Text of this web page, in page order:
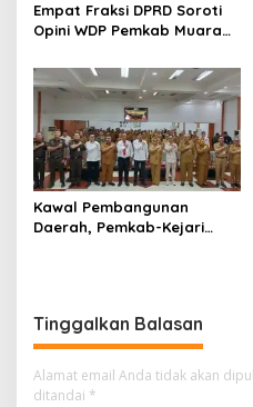
Empat Fraksi DPRD Soroti
Opini WDP Pemkab Muara
Kelola Keuangan
Kawal Pembangunan
Daerah, Pemkab-Kejari
Tinggalkan Balasan
Alamat email Anda tidak akan
ditandai *